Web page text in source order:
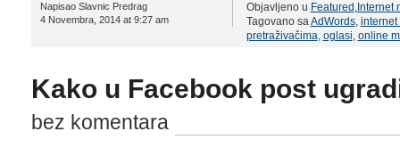
Napisao Slavnic Predrag
4 Novembra, 2014 at 9:27 am
Objavljeno u Featured ,Internet
Tagovano saAdWords, internet
pretraživačima, oglasi, online
Kako u Facebook post
bez komentara